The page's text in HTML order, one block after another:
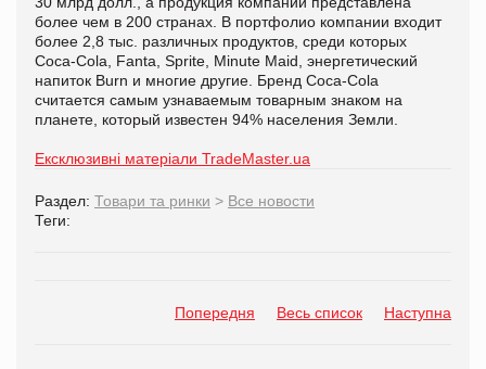
более чем в 200 странах. В портфолио компании входит
более 2,8 тыс. различных продуктов, среди которых
Coca-Cola, Fanta, Sprite, Minute Maid, энергетический
напиток Burn и многие другие. Бренд Coca-Cola
считается самым узнаваемым товарным знаком на
планете, который известен 94% населения Земли.
Ексклюзивні матеріали TradeMaster.ua
Раздел: Товари та ринки > Все новости
Теги:
Попередня Весь список Наступна